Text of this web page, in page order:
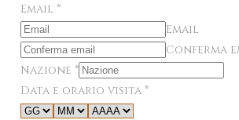
Email *
Email
Conferma
Nazione *
Data e orario visita *